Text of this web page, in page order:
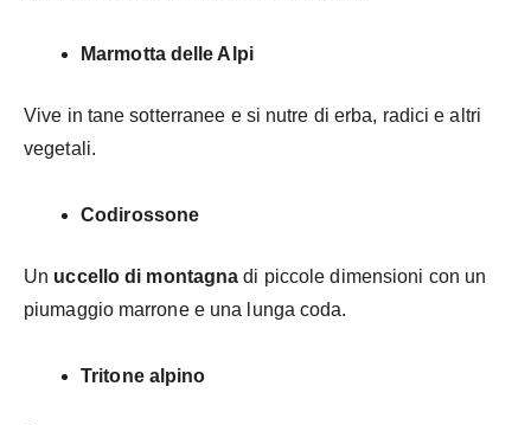
Marmotta delle Alpi
Vive in tane sotterranee e si nutre di erba, radici e altri
vegetali.
Codirossone
Un uccello di montagna di piccole dimensioni con un
piumaggio marrone e una lunga coda.
Tritone alpino